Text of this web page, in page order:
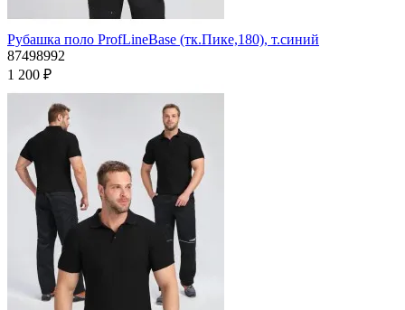
Рубашка поло ProfLineBase (тк.Пике,180), т.синий
87498992
1 200 ₽